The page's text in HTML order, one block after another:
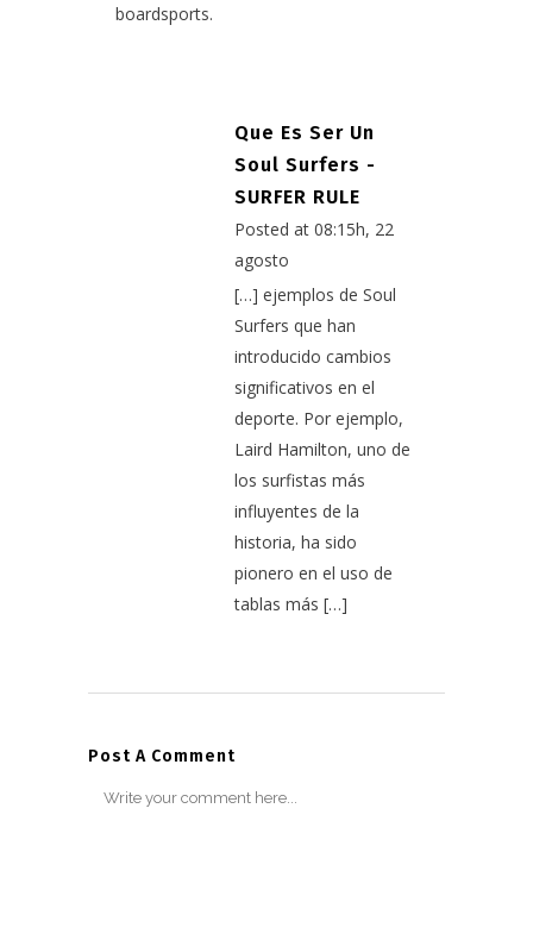
boardsports.
Que Es Ser Un
Soul Surfers -
SURFER RULE
Posted at 08:15h, 22
agosto
[…] ejemplos de Soul
Surfers que han
introducido cambios
significativos en el
deporte. Por ejemplo,
Laird Hamilton, uno de
los surfistas más
influyentes de la
historia, ha sido
pionero en el uso de
tablas más […]
Post A Comment